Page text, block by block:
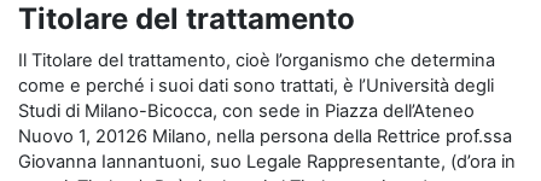
Titolare del trattamento
Il Titolare del trattamento, cioè l’organismo che determina
come e perché i suoi dati sono trattati, è l’Università degli
Studi di Milano-Bicocca, con sede in Piazza dell’Ateneo
Nuovo 1, 20126 Milano, nella persona della Rettrice prof.ssa
Giovanna Iannantuoni, suo Legale Rappresentante, (d’ora in